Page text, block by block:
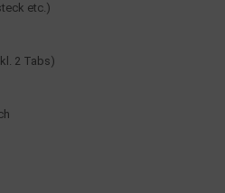
etc.)
2 Tabs)